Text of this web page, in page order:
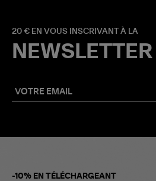
20 € EN VOUS INSCRIVANT À LA
NEWSLETTER
-10% EN TÉLÉCHARGEANT